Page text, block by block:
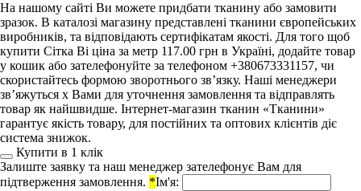
На нашому сайті Ви можете придбати тканину або замовити
зразок. В каталозі магазину представлені тканини європейських
виробників, та відповідають сертифікатам якості. Для того щоб
купити Сітка Ві ціна за метр 117.00 грн в Україні, додайте товар
у кошик або зателефонуйте за телефоном +380673331157, чи
скористайтесь формою зворотнього зв’язку. Наші менеджери
зв’яжуться х Вами для уточнення замовлення та відправлять
товар як найшвидше. Інтернет-магазин тканин «Тканини»
гарантує якість товару, для постійних та оптових клієнтів діє
система знижок.
Купити в 1 клiк
Залиште заявку та наш менеджер зателефонує Вам для
підтверження замовлення. *Ім'я: